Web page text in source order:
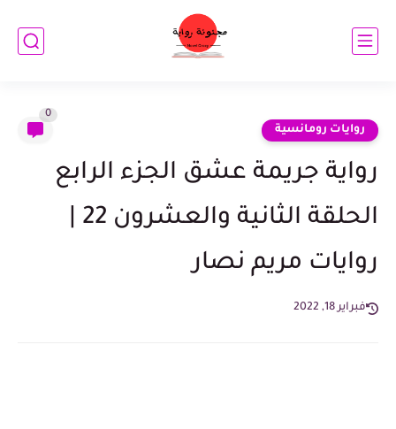
روايات رومانسية
0
رواية جريمة عشق الجزء الرابع
روايات مريم نصار
فبراير 18, 2022